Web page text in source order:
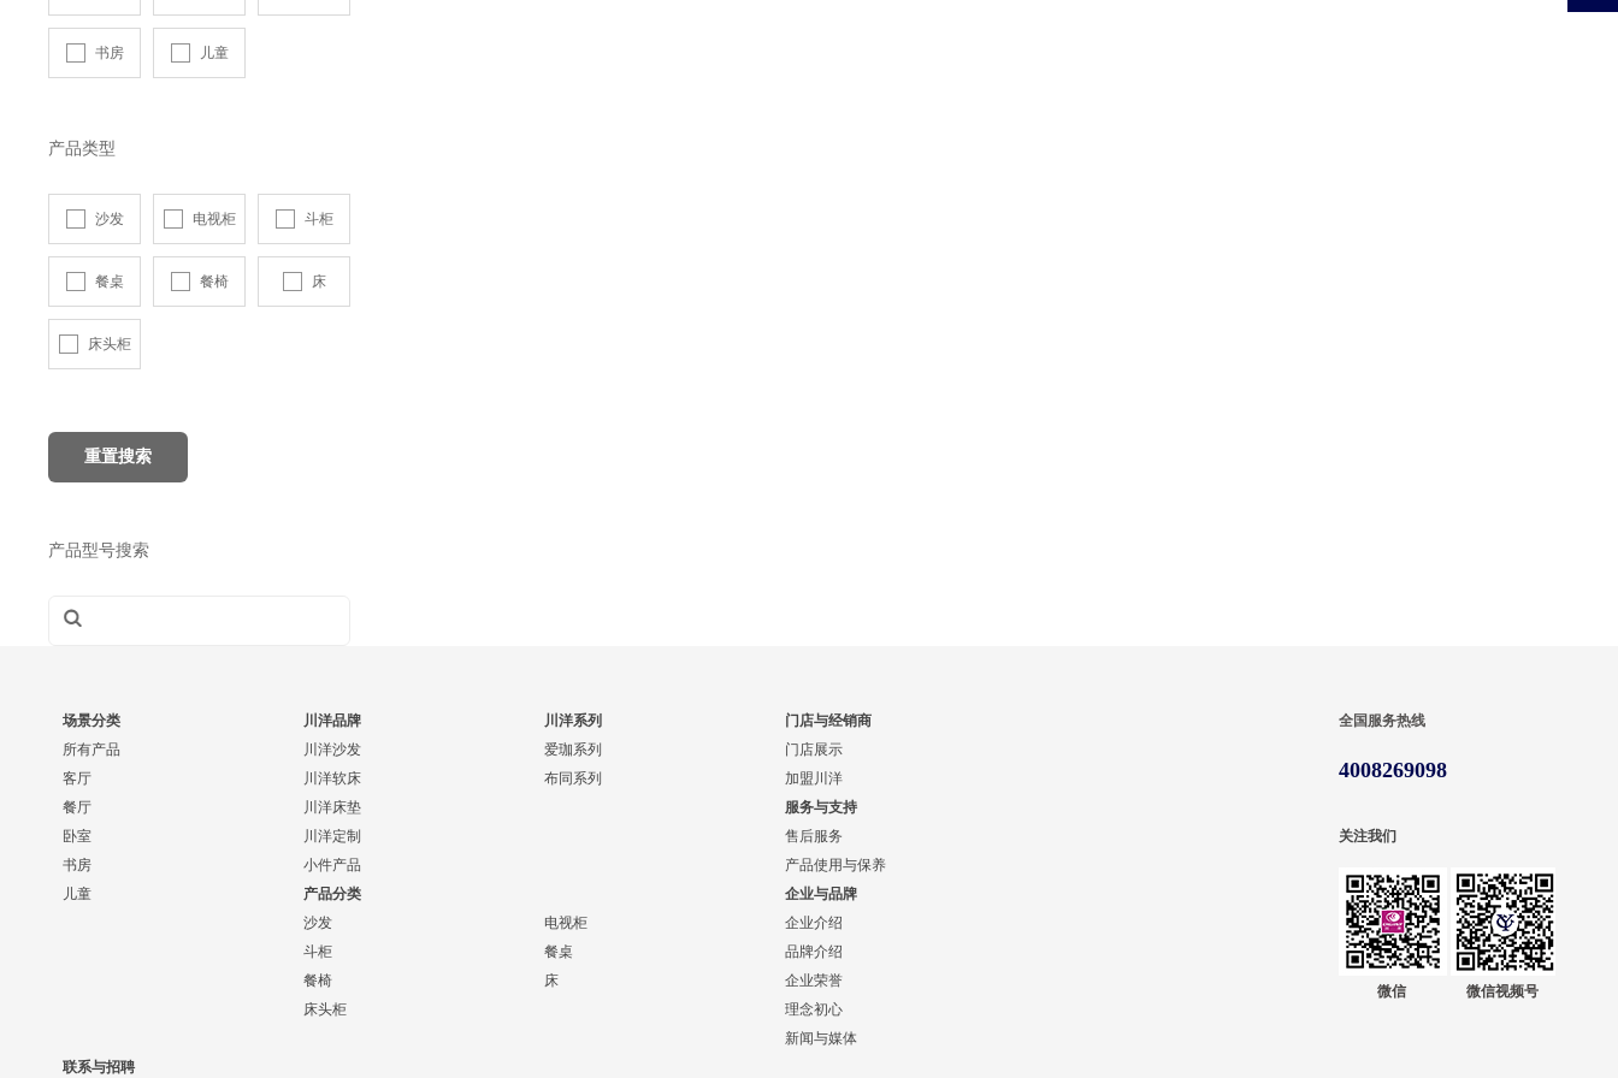
书房 儿童
产品类型
沙发 电视柜 斗柜
餐桌 餐椅 床
床头柜
重置搜索
产品型号搜索
场景分类
所有产品
客厅
餐厅
卧室
书房
儿童
川洋品牌
川洋沙发
川洋软床
川洋床垫
川洋定制
小件产品
川洋系列
爱珈系列
布同系列
门店与经销商
门店展示
加盟川洋
服务与支持
售后服务
产品使用与保养
产品分类
沙发
电视柜
斗柜
餐桌
餐椅
床
床头柜
企业与品牌
企业介绍
品牌介绍
企业荣誉
理念初心
新闻与媒体
联系与招聘
全国服务热线
4008269098
关注我们
微信 微信视频号